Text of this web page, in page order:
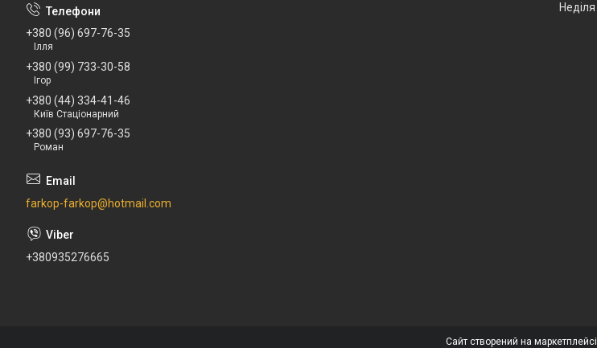
+380 (96) 697-76-35
Ілля
+380 (99) 733-30-58
Ігор
+380 (44) 334-41-46
Київ Стаціонарний
+380 (93) 697-76-35
Роман
farkop-farkop@hotmail.com
+380935276665
Неділя
Сайт створений на маркетплейсі